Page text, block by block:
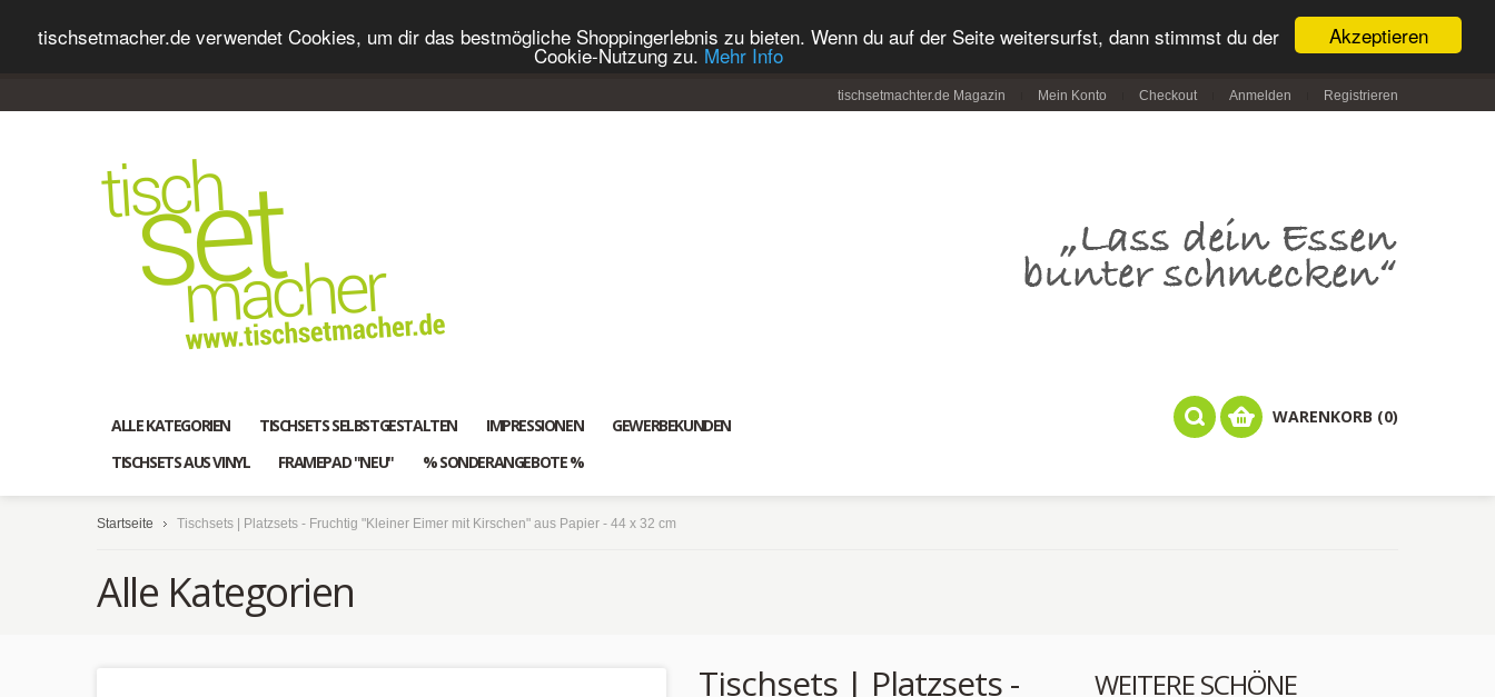
Akzeptieren
tischsetmacher.de verwendet Cookies, um dir das bestmögliche Shoppingerlebnis zu bieten. Wenn du auf der Seite weitersurfst, dann stimmst du der
Cookie-Nutzung zu. Mehr Info
tischsetmachter.de Magazin Mein Konto Checkout Anmelden Registrieren
ALLE KATEGORIEN TISCHSETS SELBSTGESTALTEN IMPRESSIONEN
GEWERBEKUNDEN
TISCHSETS AUS VINYL
FRAMEPAD "NEU" % SONDERANGEBOTE %
WARENKORB (0)
Startseite Tischsets | Platzsets - Fruchtig "Kleiner Eimer mit Kirschen" aus Papier - 44 x 32 cm
Alle Kategorien
WEITERE SCHÖNE
Tischsets | Platzsets -